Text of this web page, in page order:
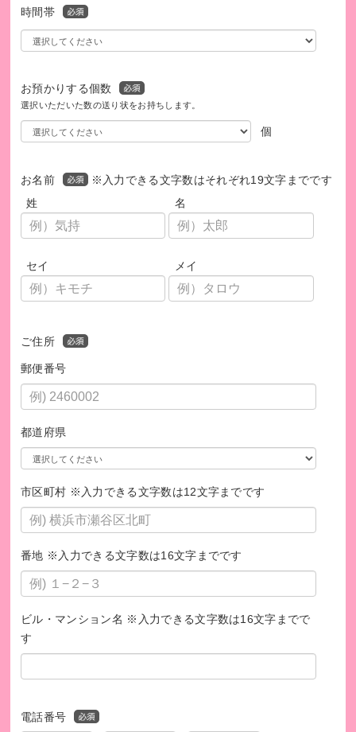
このプログラムは、SDGsの取り組みを促進します。
時間帯
お預かりする個数
選択いただいた数の送り状をお持ちします。
個
お名前
※入力できる文字数はそれぞれ19文字までです
姓
名
セイ メイ
ご住所
郵便番号
都道府県
市区町村 ※入力できる文字数は12文字までです
番地 ※入力できる文字数は16文字までです
ビル・マンション名 ※入力できる文字数は16文字までで
す
電話番号